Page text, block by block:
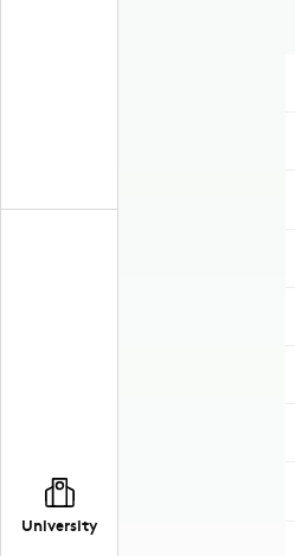
University